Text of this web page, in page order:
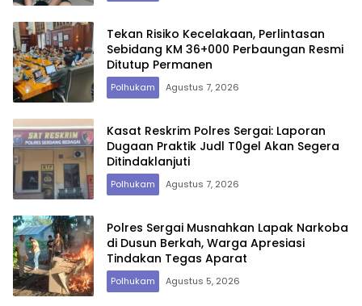
Tekan Risiko Kecelakaan, Perlintasan
Sebidang KM 36+000 Perbaungan Resmi
Ditutup Permanen
Polhukam Agustus 7, 2026
Kasat Reskrim Polres Sergai: Laporan
Dugaan Praktik Judl T0gel Akan Segera
Ditindaklanjuti
Polhukam Agustus 7, 2026
Polres Sergai Musnahkan Lapak Narkoba
di Dusun Berkah, Warga Apresiasi
Tindakan Tegas Aparat
Polhukam Agustus 5, 2026